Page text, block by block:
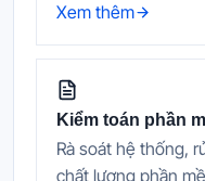
Xem thêm
Kiểm toán phần
Rà soát hệ thống,
chất lượng phần